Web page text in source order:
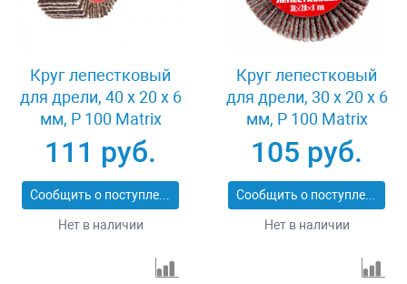
Круг лепестковый
для дрели, 40 х 20 х 6
мм, P 100 Matrix
74168
111 руб.
Сообщить о поступлении
Нет в наличии
Круг лепестковый
для дрели, 30 х 20 х 6
мм, P 100 Matrix
74161
105 руб.
Сообщить о поступлении
Нет в наличии